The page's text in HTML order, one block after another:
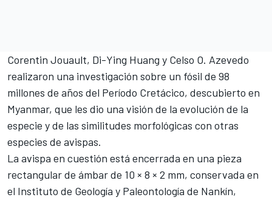
Corentin Jouault, Di-Ying Huang y Celso O. Azevedo
realizaron una investigación sobre un fósil de 98
millones de años del Período Cretácico, descubierto en
Myanmar, que les dio una visión de la evolución de la
especie y de las similitudes morfológicas con otras
especies de avispas.
La avispa en cuestión está encerrada en una pieza
rectangular de ámbar de 10 × 8 × 2 mm, conservada en
el Instituto de Geología y Paleontología de Nankín,